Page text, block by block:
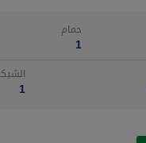
حمام
1
1